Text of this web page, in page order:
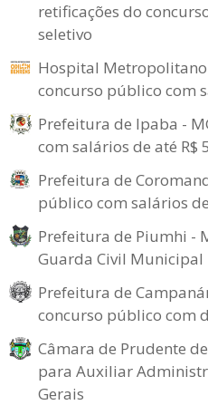
retificações do
seletivo
Hospital
concurso público com
Prefeitura de Ipaba -
com salários de até R$
Prefeitura de
público com salários
Prefeitura de Piumhi -
Guarda Civil Municipal
Prefeitura de
concurso público com
Câmara de Prudente
para Auxiliar
Gerais